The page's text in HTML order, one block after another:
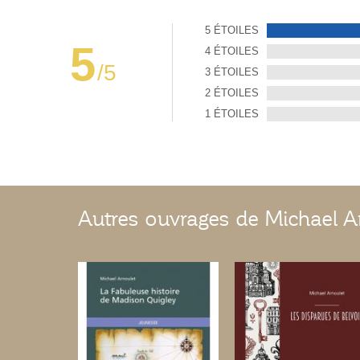
5
/5
5 ÉTOILES
4 ÉTOILES
3 ÉTOILES
2 ÉTOILES
1 ÉTOILES
Autres ouvrages de Michael